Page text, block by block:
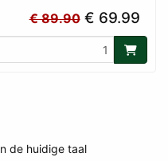
€ 89.90€ 69.99
de huidige taal